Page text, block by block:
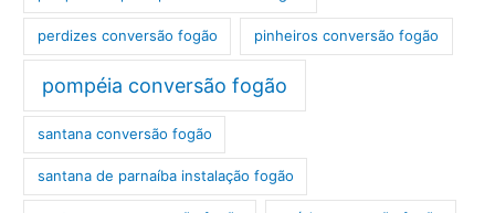
perdizes conversão fogão pinheiros conversão fogão
pompéia conversão fogão
santana conversão fogão
santana de parnaíba instalação fogão